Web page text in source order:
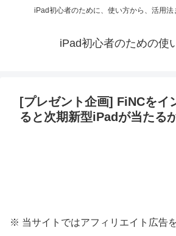
iPad初心者のために、使い方から、活用法
iPad初心者のための使
[プレゼント企画] FiNCをイ
ると次期新型iPadが当たる
※ 当サイトではアフィリエイト広告